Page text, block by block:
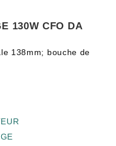
130W CFO DA
138mm; bouche de